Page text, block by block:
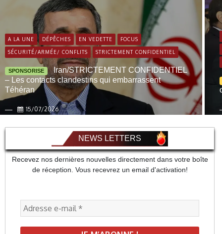
A LA UNE DÉPÊCHES EN VEDETTE FOCUS
SÉCURITÉ/ARMÉE/ CONFLITS STRICTEMENT CONFIDENTIEL
SPONSORISE
Iran/STRICTEMENT CONFIDENTIEL
– Les contacts clandestins qui embarrassent
Téhéran
15/07/2026
NEWS LETTERS
Recevez nos dernières nouvelles directement dans votre boîte
de réception. Vous recevrez un email d'activation!